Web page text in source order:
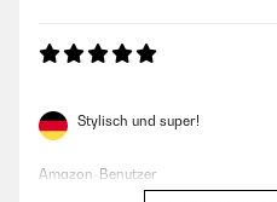
Stylisch und super!
Amazon-Benutzer